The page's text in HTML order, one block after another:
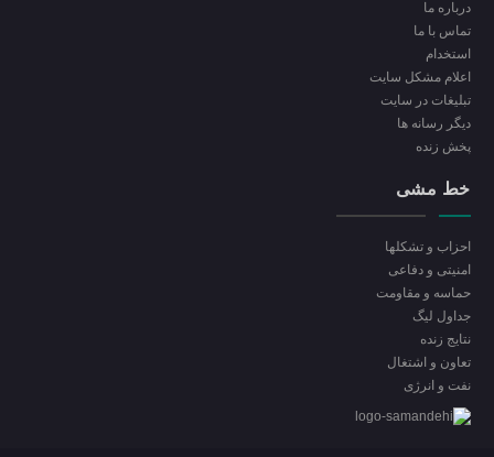
درباره ما
تماس با ما
استخدام
اعلام مشکل سایت
تبلیغات در سایت
ديگر رسانه ها
پخش زنده
خط مشی
احزاب و تشکلها
امنیتی و دفاعی
حماسه و مقاومت
جداول لیگ
نتایج زنده
تعاون و اشتغال
نفت و انرژی